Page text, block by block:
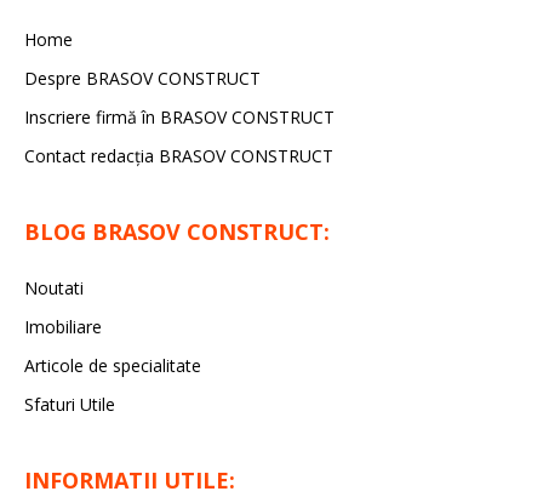
Home
Despre BRASOV CONSTRUCT
Inscriere firmă în BRASOV CONSTRUCT
Contact redacţia BRASOV CONSTRUCT
BLOG BRASOV CONSTRUCT:
Noutati
Imobiliare
Articole de specialitate
Sfaturi Utile
INFORMATII UTILE: